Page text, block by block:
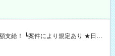
たその日に現金GET♪ お仕事後はコ
せます！ 【試用期間】試